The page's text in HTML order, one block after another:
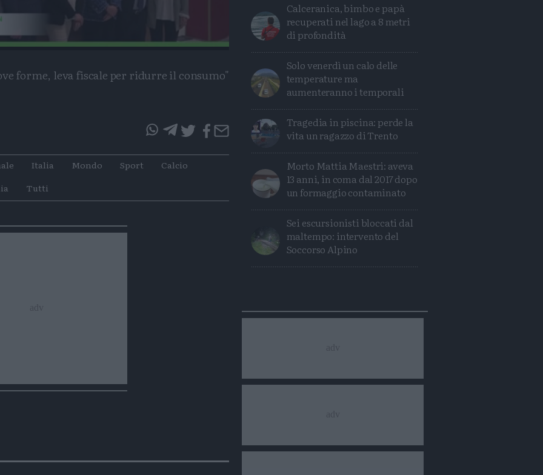
Remaining
forme, leva fiscale per ridurre il consumo"
Condividi
articolo
Condividi
articolo
TwitterCondividi
Mail
Italia Mondo Sport
Calcio
Tutti
Calceranica, bimbo e papà
recuperati nel lago a 8 metri
di profondità
Solo venerdì un calo delle
temperature ma
aumenteranno i temporali
Tragedia in piscina: perde la
vita un ragazzo di Trento
Morto Mattia Maestri: aveva
13 anni, in coma dal 2017 dopo
un formaggio contaminato
Sei escursionisti bloccati dal
maltempo: intervento del
Soccorso Alpino